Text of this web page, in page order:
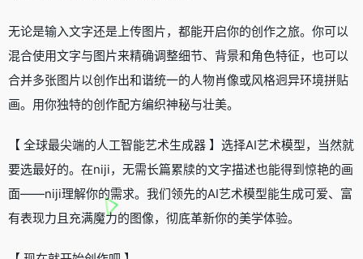
无论是输入文字还是上传图片，都能开启你的创作之旅。你可以
混合使用文字与图片来精确调整细节、背景和角色特征，也可以
合并多张图片以创作出和谐统一的人物肖像或风格迥异环境拼贴
画。用你独特的创作配方编织神秘与壮美。
【 全球最尖端的人工智能艺术生成器 】选择AI艺术模型，当然就
要选最好的。在niji，无需长篇累牍的文字描述也能得到惊艳的画
面——niji理解你的需求。我们领先的AI艺术模型能生成可爱、富
有表现力且充满魔力的图像，彻底革新你的美学体验。